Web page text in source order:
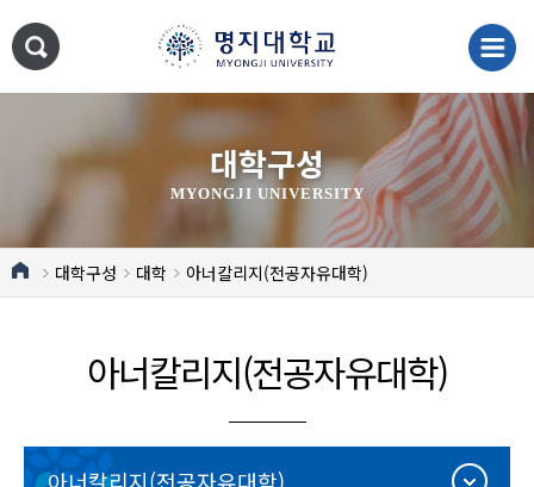
대학구성
MYONGJI UNIVERSITY
대학구성 대학 아너칼리지(전공자유대학)
아너칼리지(전공자유대학)